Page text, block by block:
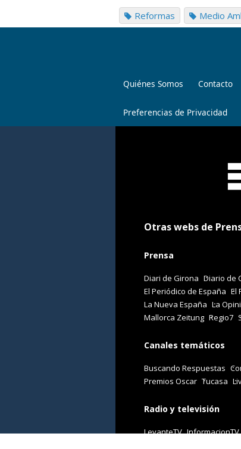
Reformas Medio
Quiénes Somos Contacto
Preferencias de Privacidad
Otras webs de
Prensa
Diari de Girona Diario de
El Periódico de España El
La Nueva España La
Mallorca Zeitung Regio7
Canales temáticos
Buscando Respuestas
Premios Oscar Tucasa
Radio y televisión
LevanteTV InformacionTV